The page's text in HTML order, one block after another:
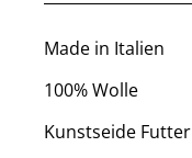
Made in Italien
100% Wolle
Kunstseide Futter